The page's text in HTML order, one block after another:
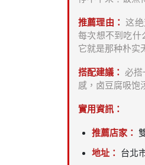
推薦理由： 这
每次想不到吃什
它就是那种朴实
搭配建議： 必搭
感，卤豆腐吸饱
實用資訊：
推薦店家：
地址： 台北